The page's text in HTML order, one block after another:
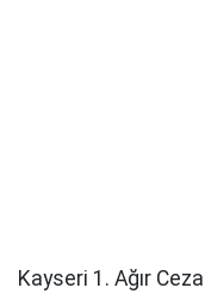
Kayseri 1. Ağır